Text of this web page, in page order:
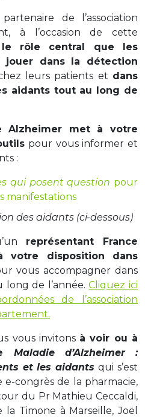
de l’association
à l’occasion de cette
le rôle central que les
jouer dans la détection
leurs patients et dans
aidants tout au long de
Alzheimer met à votre
pour vous informer et
:
qui posent question pour
manifestations
des aidants (ci-dessous)
représentant France
votre disposition dans
vous accompagner dans
long de l’année.Cliquez ici
de l’association
vous invitons à voir ou à
Maladie d’Alzheimer :
et les aidants qui s’est
congrès de la pharmacie,
du Pr Mathieu Ceccaldi,
Timone à Marseille, Joël